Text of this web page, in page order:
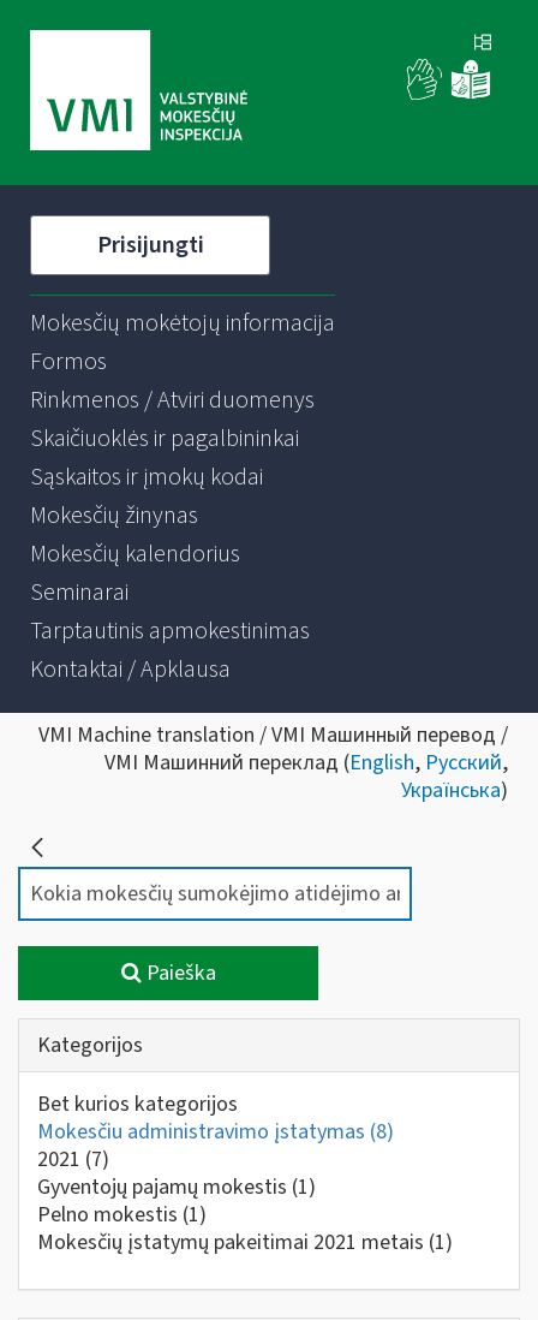
Prisijungti
Mokesčių mokėtojų informacija
Formos
Rinkmenos / Atviri duomenys
Skaičiuoklės ir pagalbininkai
Sąskaitos ir įmokų kodai
Mokesčių žinynas
Mokesčių kalendorius
Seminarai
Tarptautinis apmokestinimas
Kontaktai / Apklausa
VMI Machine translation / VMI Машинный перевод /
VMI Машинний переклад (English, Русский,
Українська)
Paieška
Kategorijos
Bet kurios kategorijos
Mokesčiu administravimo įstatymas (8)
2021 (7)
Gyventojų pajamų mokestis (1)
Pelno mokestis (1)
Mokesčių įstatymų pakeitimai 2021 metais (1)